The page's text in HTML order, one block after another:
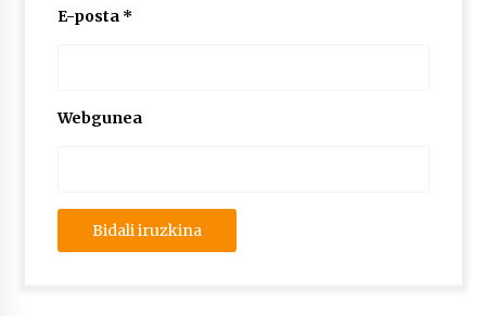
E-posta *
Webgunea